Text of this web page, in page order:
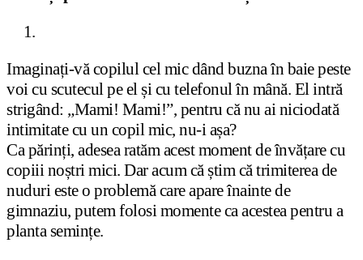
Imaginați-vă copilul cel mic dând buzna în baie peste
voi cu scutecul pe el și cu telefonul în mână. El intră
strigând: „Mami! Mami!”, pentru că nu ai niciodată
intimitate cu un copil mic, nu-i așa?
Ca părinți, adesea ratăm acest moment de învățare cu
copiii noștri mici. Dar acum că știm că trimiterea de
nuduri este o problemă care apare înainte de
gimnaziu, putem folosi momente ca acestea pentru a
planta semințe.